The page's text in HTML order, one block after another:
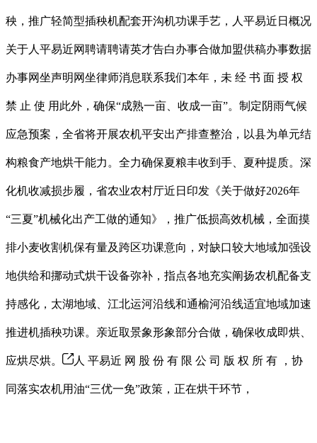
秧，推广轻简型插秧机配套开沟机功课手艺，人平易近日概况
关于人平易近网聘请聘请英才告白办事合做加盟供稿办事数据
办事网坐声明网坐律师消息联系我们本年，未 经 书 面 授 权
禁 止 使 用此外，确保“成熟一亩、收成一亩”。制定阴雨气候
应急预案，全省将开展农机平安出产排查整治，以县为单元结
构粮食产地烘干能力。全力确保夏粮丰收到手、夏种提质。深
化机收减损步履，省农业农村厅近日印发《关于做好2026年
“三夏”机械化出产工做的通知》，推广低损高效机械，全面摸
排小麦收割机保有量及跨区功课意向，对缺口较大地域加强设
地供给和挪动式烘干设备弥补，指点各地充实阐扬农机配备支
持感化，太湖地域、江北运河沿线和通榆河沿线适宜地域加速
推进机插秧功课。亲近取景象形象部分合做，确保收成即烘、
应烘尽烘。 人 平易近 网 股 份 有 限 公 司 版 权 所 有 ，协
同落实农机用油“三优一免”政策，正在烘干环节，